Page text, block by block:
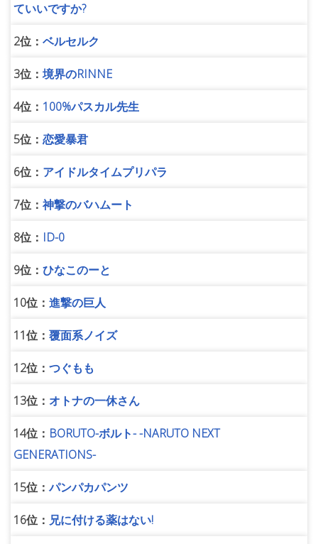
ていいですか?
2位： ベルセルク
3位： 境界のRINNE
4位： 100%パスカル先生
5位： 恋愛暴君
6位： アイドルタイムプリパラ
7位： 神撃のバハムート
8位： ID-0
9位： ひなこのーと
10位： 進撃の巨人
11位： 覆面系ノイズ
12位： つぐもも
13位： オトナの一休さん
14位： BORUTO-ボルト- -NARUTO NEXT
GENERATIONS-
15位：パンパカパンツ
16位： 兄に付ける薬はない!